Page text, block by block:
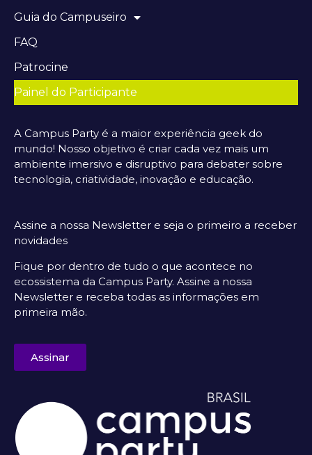
Guia do Campuseiro
FAQ
Patrocine
Painel do Participante
A Campus Party é a maior experiência geek do
mundo! Nosso objetivo é criar cada vez mais um
ambiente imersivo e disruptivo para debater sobre
tecnologia, criatividade, inovação e educação.
Assine a nossa Newsletter e seja o primeiro a receber
novidades
Fique por dentro de tudo o que acontece no
ecossistema da Campus Party. Assine a nossa
Newsletter e receba todas as informações em
primeira mão.
Assinar